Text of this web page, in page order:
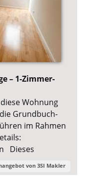
– 1-Zimmer-
Wohnung
Grundbuch-
im Rahmen
Dieses
von 3SI Makler